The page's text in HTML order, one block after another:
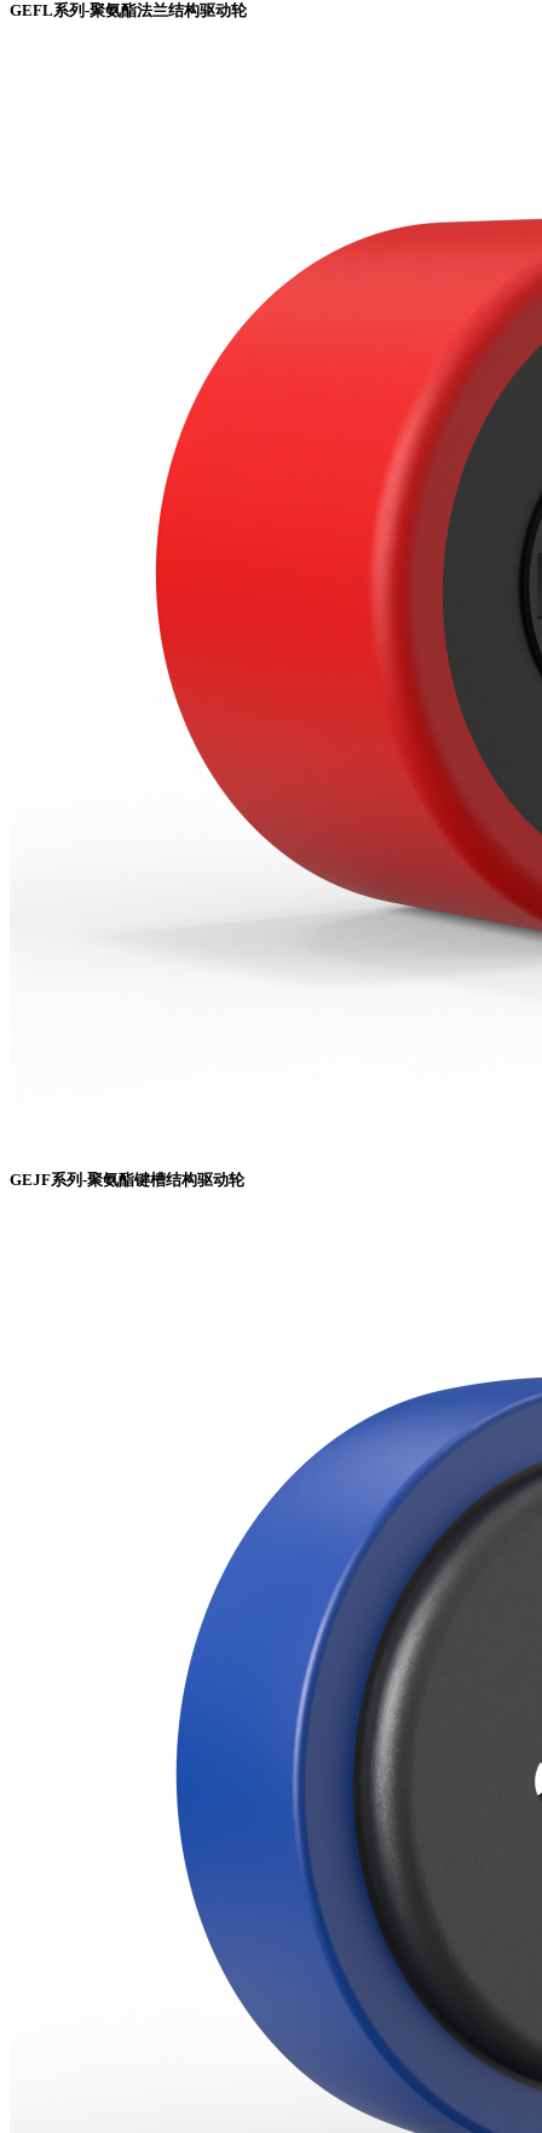
GEFL系列-聚氨酯法兰结构驱动轮
GEJF系列-聚氨酯键槽结构驱动轮